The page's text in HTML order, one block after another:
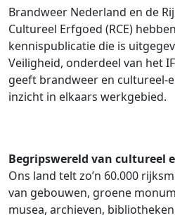
Brandweer Nederland en de
Cultureel Erfgoed (RCE)
kennispublicatie die is
Veiligheid, onderdeel van het
geeft brandweer en cultureel-
inzicht in elkaars werkgebied.
Begripswereld van cultureel
Ons land telt zo’n 60.000
van gebouwen, groene
musea, archieven,